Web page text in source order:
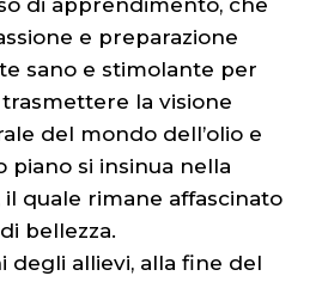
di apprendimento, che
e preparazione
sano e stimolante per
trasmettere la visione
del mondo dell’olio e
piano si insinua nella
il quale rimane affascinato
bellezza.
degli allievi, alla fine del